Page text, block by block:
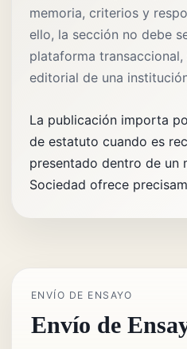
memoria, criterios y
ello, la sección no debe
plataforma
editorial de una
La publicación importa
de estatuto cuando es
presentado dentro de un
Sociedad ofrece
ENVÍO DE ENSAYO
Envío de